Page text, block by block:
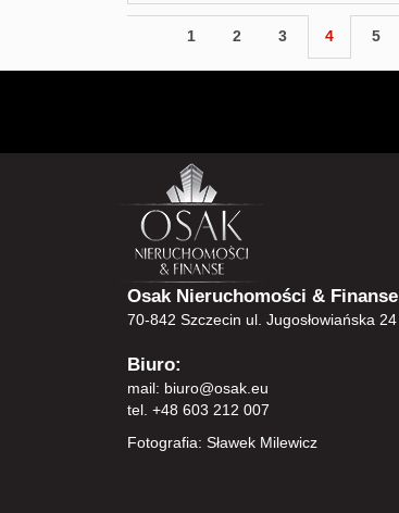
1 2 3 4 5
Osak Nieruchomości & Finanse
70-842 Szczecin ul. Jugosłowiańska 24
Biuro:
mail: biuro@osak.eu
tel. +48 603 212 007
Fotografia: Sławek Milewicz